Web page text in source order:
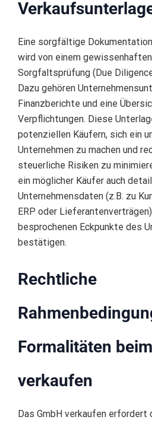
Eine sorgfältige
wird von einem
Sorgfaltsprüfung (Due
Dazu gehören
Finanzberichte und eine
Verpflichtungen. Diese
potenziellen Käufern, sich ein
Unternehmen zu machen und
steuerliche Risiken zu
ein möglicher Käufer auch
Unternehmensdaten (z.B. zu
ERP oder
besprochenen Eckpunkte des
bestätigen.
Rechtliche
Formalitäten
verkaufen
Das GmbH verkaufen erfordert